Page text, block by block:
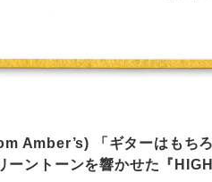
Amber’s) 「ギターはもち
ーントーンを響かせた『